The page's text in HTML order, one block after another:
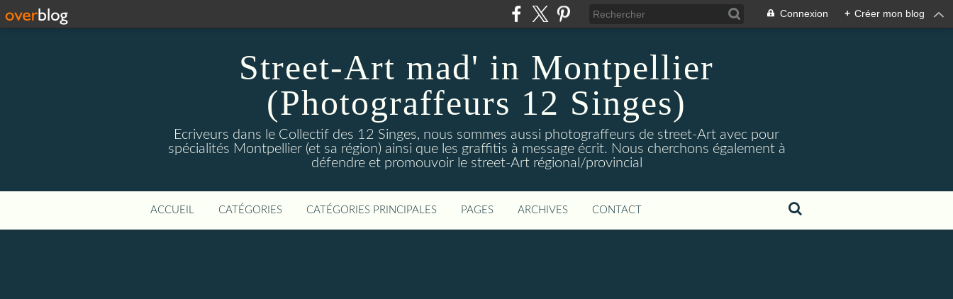
Connexion + Créer mon blog
Street-Art mad' in Montpellier
(Photograffeurs 12 Singes)
Ecriveurs dans le Collectif des 12 Singes, nous sommes aussi photograffeurs de street-Art avec pour
spécialités Montpellier (et sa région) ainsi que les graffitis à message écrit. Nous cherchons également à
défendre et promouvoir le street-Art régional/provincial
ACCUEIL CATÉGORIES CATÉGORIES PRINCIPALES PAGES ARCHIVES CONTACT